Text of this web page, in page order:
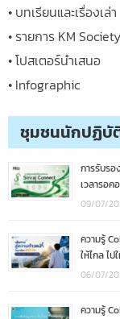
• บทเรียนและเรื่องเล่า
• รายการ KM Society
• โปสเตอร์นำเสนอ
• Infographic
ชุมชนนักปฏิบั
การรับรอ
เวลารอค
09/07/
ความรู้
ให้ไกล ไป
06/07/
ความรู้